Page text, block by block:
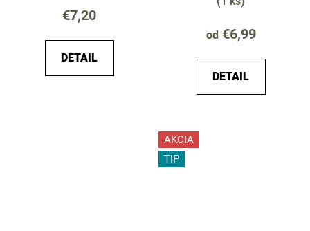
€7,20
DETAIL
od€6,99
DETAIL
AKCIA
TIP